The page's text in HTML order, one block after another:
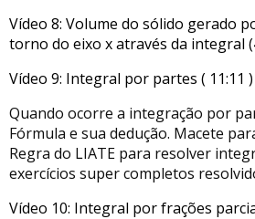
Vídeo 8: Volume do sólido gerado
torno do eixo x através da integral
Vídeo 9: Integral por partes ( 11:11 )
Quando ocorre a integração por
Fórmula e sua dedução. Macete
Regra do LIATE para resolver
exercícios super completos
Vídeo 10: Integral por frações